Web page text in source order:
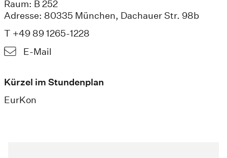
Raum: B 252
Adresse: 80335 München, Dachauer Str. 98b
T +49 89 1265-1228
E-Mail
Kürzel im Stundenplan
EurKon